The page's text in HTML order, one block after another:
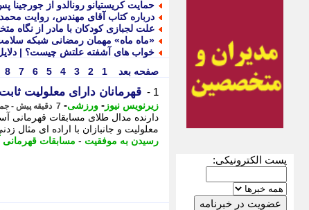
پست الکترونیکی:
حمایت کریستیانو رونالدو از جورجینا
درباره کتاب آقای مهندس، روایت
علت لجبازی کودکان با مادر از نگاه
«ماه ماه» مهمان رمضانی شبکه
خواب های آشفته علتش چیست؟ |
صفحه بعد
1
2
3
4
5
6
7
8
1 - قهرمانان دارای معلولیت
زیرنویس نیوز - ورزشی- 7 دقیقه پیش - جمعه 16 مرداد 1405، 11:42
دارنده مدال طلای مسابقات قهرمانی
معلولیت و جانبازان با اراده ای مثال
رسیدن به موفقیت - مسابقات قهرمانی